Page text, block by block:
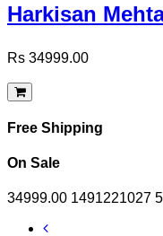
Harkisan
Rs 34999.00
Free Shipping
On Sale
34999.00 1491221027 5